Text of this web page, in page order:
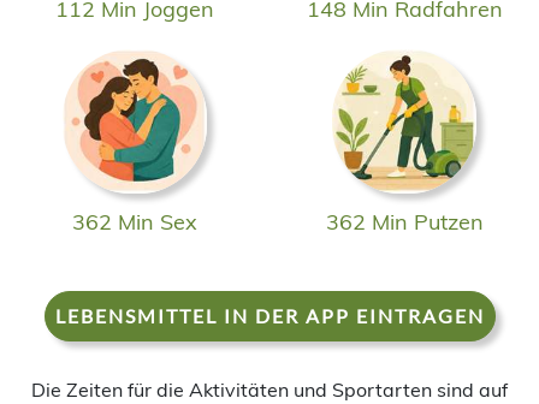
112 Min Joggen 148 Min Radfahren
362 Min Sex 362 Min Putzen
LEBENSMITTEL IN DER APP EINTRAGEN
Die Zeiten für die Aktivitäten und Sportarten sind auf